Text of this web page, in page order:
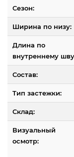
Сезон:
Ширина по низу:
Длина по
внутреннему
Состав:
Тип застежки:
Склад:
Визуальный
осмотр: